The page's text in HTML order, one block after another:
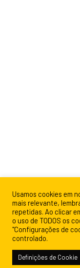
Usamos cookies em
mais relevante,
repetidas. Ao clicar
o uso de TODOS os
"Configurações de
controlado.
Definições de Cookie